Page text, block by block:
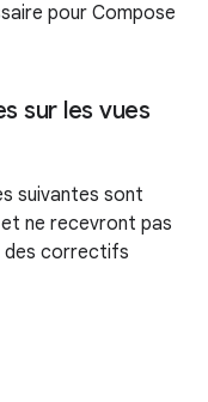
pour Compose
sur les vues
suivantes sont
et ne recevront pas
des correctifs